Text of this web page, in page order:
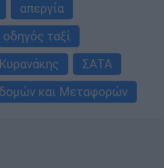
απεργία
οδηγός ταξί
ΣΑΤΑ
και Μεταφορών